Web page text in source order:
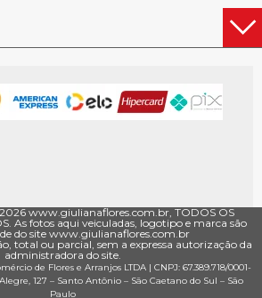
www.giulianaflores.com.br, TODOS OS
As fotos aqui veiculadas, logotipo e marca são
do site www.giulianaflores.com.br
total ou parcial, sem a expressa autorização da
administradora do site.
de Flores e Arranjos LTDA | CNPJ: 67.389.718/0001­
127 – Santo Antônio – São Caetano do Sul – São
Paulo